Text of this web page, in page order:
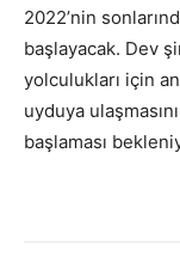
2022’nin
başlayacak. Dev
yolculukları için
uyduya
başlaması